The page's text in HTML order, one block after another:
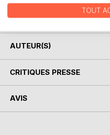
Le tome 7 contient la
couvrant la période 1731-1774.
AUTEUR(S)
CRITIQUES PRESSE
AVIS
TOUT